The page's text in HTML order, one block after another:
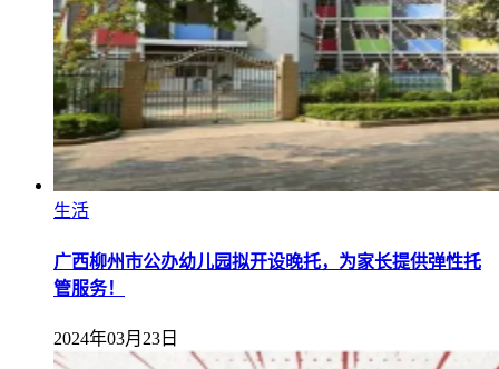
生活
广西柳州市公办幼儿园拟开设晚托，为家长提供弹性托
管服务！
2024年03月23日